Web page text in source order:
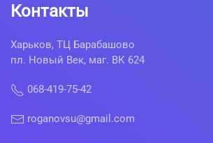
Контакты
Харьков, ТЦ Барабашово
пл. Новый Век, маг. ВК 624
068-419-75-42
roganovsu@gmail.com